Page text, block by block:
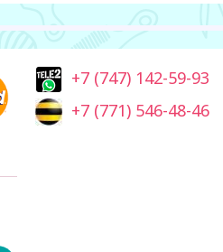
+7 (747) 142-59-93
+7 (771) 546-48-46